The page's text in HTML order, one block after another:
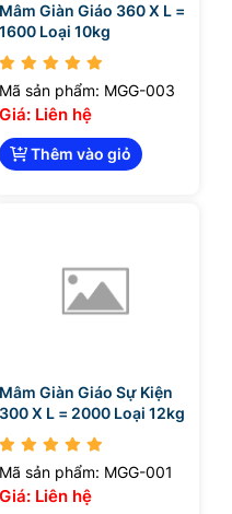
Mâm Giàn Giáo 360 X L =
1600 Loại 10kg
Mã sản phẩm: MGG-003
Giá: Liên hệ
Thêm vào giỏ
Mâm Giàn Giáo Sự Kiện
300 X L = 2000 Loại 12kg
Mã sản phẩm: MGG-001
Giá: Liên hệ